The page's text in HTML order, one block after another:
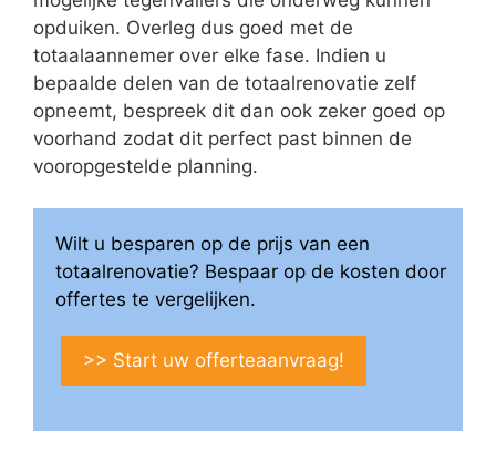
opduiken. Overleg dus goed met de
totaalaannemer over elke fase. Indien u
bepaalde delen van de totaalrenovatie zelf
opneemt, bespreek dit dan ook zeker goed op
voorhand zodat dit perfect past binnen de
vooropgestelde planning.
Wilt u besparen op de prijs van een
totaalrenovatie? Bespaar op de kosten door
offertes te vergelijken.
>> Start uw offerteaanvraag!